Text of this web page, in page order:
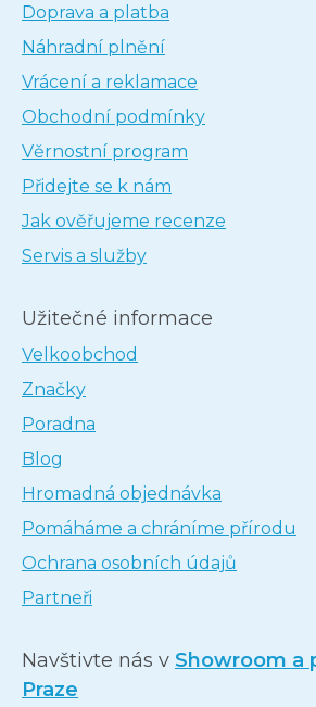
Doprava a platba
Náhradní plnění
Vrácení a reklamace
Obchodní podmínky
Věrnostní program
Přidejte se k nám
Jak ověřujeme recenze
Servis a služby
Užitečné informace
Velkoobchod
Značky
Poradna
Blog
Hromadná objednávka
Pomáháme a chráníme přírodu
Ochrana osobních údajů
Partneři
Navštivte nás v Showroom a
Praze